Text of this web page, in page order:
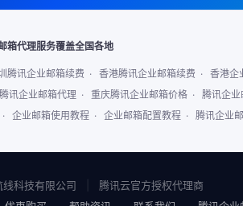
箱代理服务覆盖全国各地
腾讯企业邮箱续费 · 香港腾讯企业邮箱续费 · 香港企
讯企业邮箱代理 · 重庆腾讯企业邮箱价格 · 腾讯企业
· 企业邮箱使用教程 · 企业邮箱配置教程 · 腾讯企业
科技有限公司
腾讯云官方授权代理商